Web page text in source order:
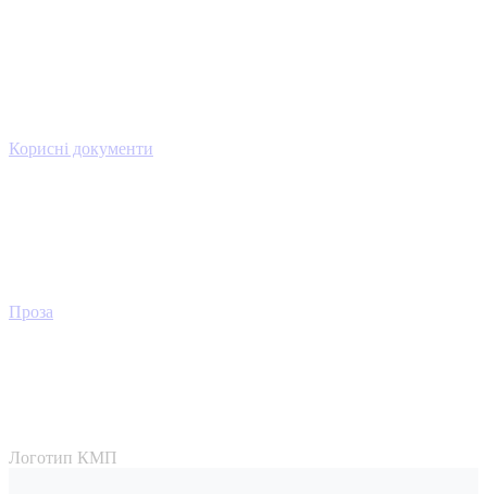
Корисні документи
Проза
Логотип КМП